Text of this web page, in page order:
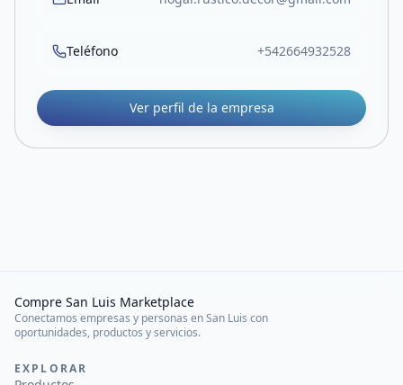
Teléfono +542664932528
Ver perfil de la empresa
Compre San Luis Marketplace
Conectamos empresas y personas en San Luis con
oportunidades, productos y servicios.
EXPLORAR